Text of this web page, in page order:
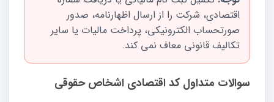
اقتصادی، شرکت را از ارسال اظهارنامه، صدور
صورتحساب الکترونیکی، پرداخت مالیات یا سایر
تکالیف قانونی معاف نمی کند.
سوالات متداول کد اقتصادی اشخاص حقوقی